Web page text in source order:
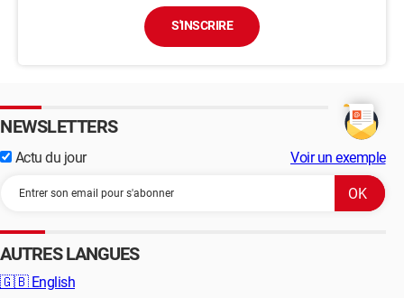
S'INSCRIRE
NEWSLETTERS
Actu du jour Voir un exemple
AUTRES LANGUES
🇬🇧 English